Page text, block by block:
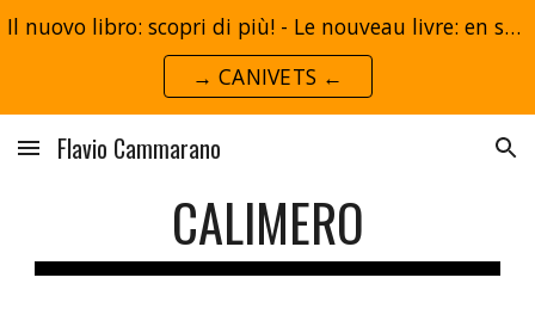
Skip to main content
Il nuovo libro: scopri di più! - Le nouveau livre: en savoir plus!
→ CANIVETS ←
Flavio Cammarano
CALIMERO